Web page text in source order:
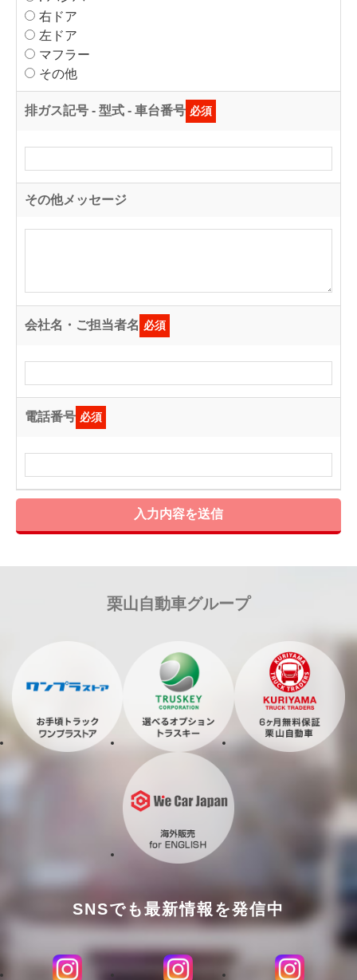
右ドア
左ドア
マフラー
その他
排ガス記号 - 型式 - 車台番号 必須
その他メッセージ
会社名・ご担当者名 必須
電話番号 必須
入力内容を送信
栗山自動車グループ
SNSでも最新情報を発信中